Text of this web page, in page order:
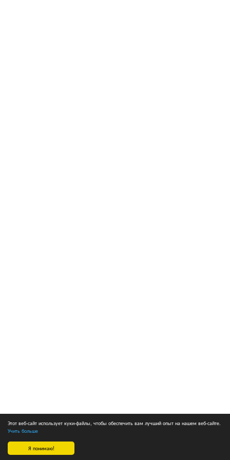
Я понимаю!
Этот веб-сайт использует куки-файлы, чтобы обеспечить вам лучший опыт на нашем веб-сайте.
Учить больше